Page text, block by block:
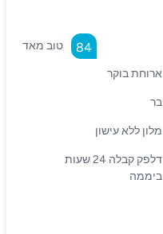
טוב מאד 84
ארוחת בוקר
בר
מלון ללא עישון
דלפק קבלה 24 שעות
ביממה